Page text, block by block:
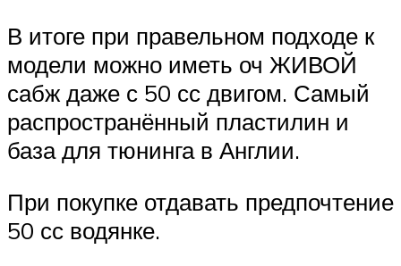
В итоге при правельном подходе к
модели можно иметь оч ЖИВОЙ
сабж даже с 50 сс двигом. Самый
распространённый пластилин и
база для тюнинга в Англии.
При покупке отдавать предпочтение
50 сс водянке.